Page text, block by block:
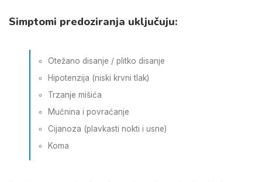
Simptomi predoziranja uključuju:
Otežano disanje / plitko disanje
Hipotenzija (niski krvni tlak)
Trzanje mišića
Mučnina i povraćanje
Cijanoza (plavkasti nokti i usne)
Koma